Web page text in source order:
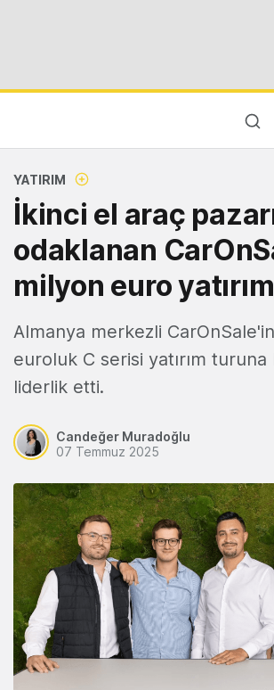
YATIRIM
İkinci el araç
odaklanan
milyon euro
Almanya merkezli
euroluk C serisi yatırım
liderlik etti.
Candeğer Muradoğlu
07 Temmuz 2025